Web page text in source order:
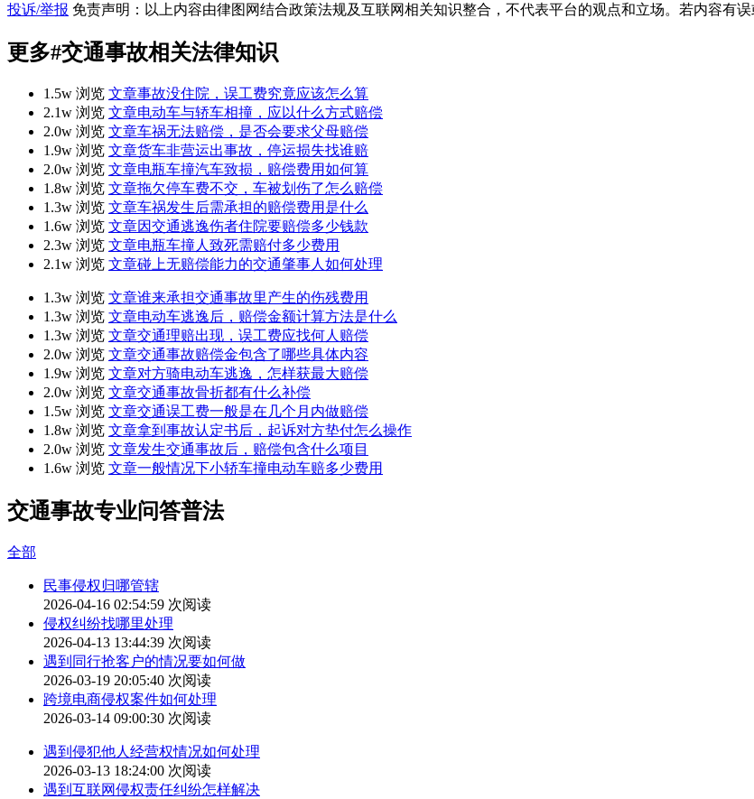
投诉/举报 免责声明：以上内容由律图网结合政策法规及互联网相关知识整合，不代表平台的观点和立场。若内容有
更多#交通事故相关法律知识
1.5w 浏览 文章事故没住院，误工费究竟应该怎么算
2.1w 浏览 文章电动车与轿车相撞，应以什么方式赔偿
2.0w 浏览 文章车祸无法赔偿，是否会要求父母赔偿
1.9w 浏览 文章货车非营运出事故，停运损失找谁赔
2.0w 浏览 文章电瓶车撞汽车致损，赔偿费用如何算
1.8w 浏览 文章拖欠停车费不交，车被划伤了怎么赔偿
1.3w 浏览 文章车祸发生后需承担的赔偿费用是什么
1.6w 浏览 文章因交通逃逸伤者住院要赔偿多少钱款
2.3w 浏览 文章电瓶车撞人致死需赔付多少费用
2.1w 浏览 文章碰上无赔偿能力的交通肇事人如何处理
1.3w 浏览 文章谁来承担交通事故里产生的伤残费用
1.3w 浏览 文章电动车逃逸后，赔偿金额计算方法是什么
1.3w 浏览 文章交通理赔出现，误工费应找何人赔偿
2.0w 浏览 文章交通事故赔偿金包含了哪些具体内容
1.9w 浏览 文章对方骑电动车逃逸，怎样获最大赔偿
2.0w 浏览 文章交通事故骨折都有什么补偿
1.5w 浏览 文章交通误工费一般是在几个月内做赔偿
1.8w 浏览 文章拿到事故认定书后，起诉对方垫付怎么操作
2.0w 浏览 文章发生交通事故后，赔偿包含什么项目
1.6w 浏览 文章一般情况下小轿车撞电动车赔多少费用
交通事故专业问答普法
全部
民事侵权归哪管辖
2026-04-16 02:54:59 次阅读
侵权纠纷找哪里处理
2026-04-13 13:44:39 次阅读
遇到同行抢客户的情况要如何做
2026-03-19 20:05:40 次阅读
跨境电商侵权案件如何处理
2026-03-14 09:00:30 次阅读
遇到侵犯他人经营权情况如何处理
2026-03-13 18:24:00 次阅读
遇到互联网侵权责任纠纷怎样解决